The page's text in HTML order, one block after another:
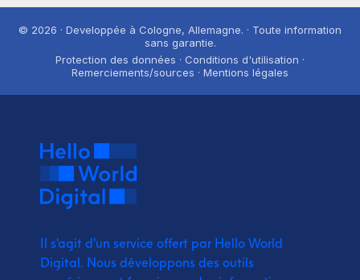
© 2026 · Developpée à Cologne, Allemagne. · Toute information
sans garantie.
Protection des données · Conditions d'utilisation ·
Remerciements/sources · Mentions légales
Il s'agit d'un service offert par Hello World
Digital. Nous développons des outils